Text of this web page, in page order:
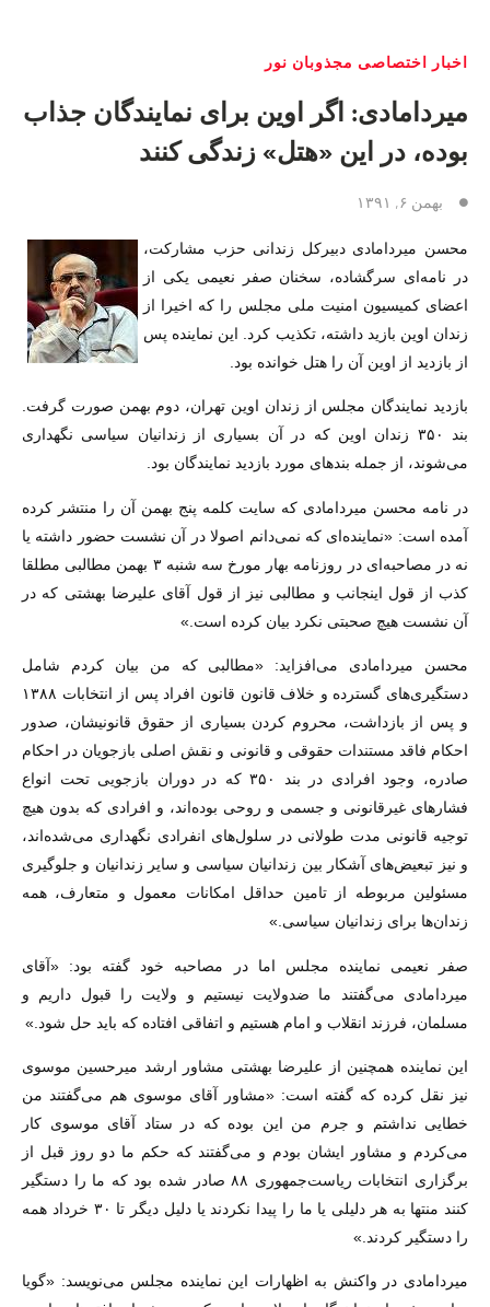
اخبار اختصاصی مجذوبان نور
میردامادی: اگر اوین برای نمایندگان جذاب
بوده، در این «هتل» زندگی کنند
بهمن ۶, ۱۳۹۱
محسن میردامادی دبیرکل زندانی حزب مشارکت،
در نامه‌ای سرگشاده، سخنان صفر نعیمی یکی از
اعضای کمیسیون امنیت ملی مجلس را که اخیرا از
زندان اوین بازید داشته، تکذیب کرد. این نماینده پس
از بازدید از اوین آن را هتل خوانده بود.
بازدید نمایندگان مجلس از زندان اوین تهران، دوم بهمن صورت گرفت.
بند ۳۵۰ زندان اوین که در آن بسیاری از زندانیان سیاسی نگهداری
می‌شوند، از جمله بندهای مورد بازدید نمایندگان بود.
در نامه محسن میردامادی که سایت کلمه پنج بهمن آن را منتشر کرده
آمده است: «نماینده‌ای که نمی‌دانم اصولا در آن نشست حضور داشته یا
نه در مصاحبه‌ای در روزنامه بهار مورخ سه شنبه ۳ بهمن مطالبی مطلقا
کذب از قول اینجانب و مطالبی نیز از قول آقای علیرضا بهشتی که در
آن نشست هیچ صحبتی نکرد بیان کرده است.»
محسن میردامادی می‌افزاید: «مطالبی که من بیان کردم شامل
دستگیری‌های گسترده و خلاف قانون قانون افراد پس از انتخابات ۱۳۸۸
و پس از بازداشت، محروم کردن بسیاری از حقوق قانونیشان، صدور
احکام فاقد مستندات حقوقی و قانونی و نقش اصلی بازجویان در احکام
صادره، وجود افرادی در بند ۳۵۰ که در دوران بازجویی تحت انواع
فشارهای غیرقانونی و جسمی و روحی بوده‌اند، و افرادی که بدون هیچ
توجیه قانونی مدت طولانی در سلول‌های انفرادی نگهداری می‌شده‌اند،
و نیز تبعیض‌های آشکار بین زندانیان سیاسی و سایر زندانیان و جلوگیری
مسئولین مربوطه از تامین حداقل امکانات معمول و متعارف، همه
زندان‌ها برای زندانیان سیاسی.»
صفر نعیمی نماینده مجلس اما در مصاحبه خود گفته بود: «آقای
میردامادی می‌گفتند ما ضدولایت نیستیم و ولایت را قبول داریم و
مسلمان، فرزند انقلاب و امام هستیم و اتفاقی افتاده که باید حل شود.»
این نماینده همچنین از علیرضا بهشتی مشاور ارشد میرحسین موسوی
نیز نقل کرده که گفته است: «مشاور آقای موسوی هم می‌گفتند من
خطایی نداشتم و جرم من این بوده که در ستاد آقای موسوی کار
می‌کردم و مشاور ایشان بودم و می‌گفتند که حکم ما دو روز قبل از
برگزاری انتخابات ریاست‌جمهوری ۸۸ صادر شده بود که ما را دستگیر
کنند منتها به هر دلیلی یا ما را پیدا نکردند یا دلیل دیگر تا ۳۰ خرداد همه
را دستگیر کردند.»
میردامادی در واکنش به اظهارات این نماینده مجلس می‌نویسد: «گویا